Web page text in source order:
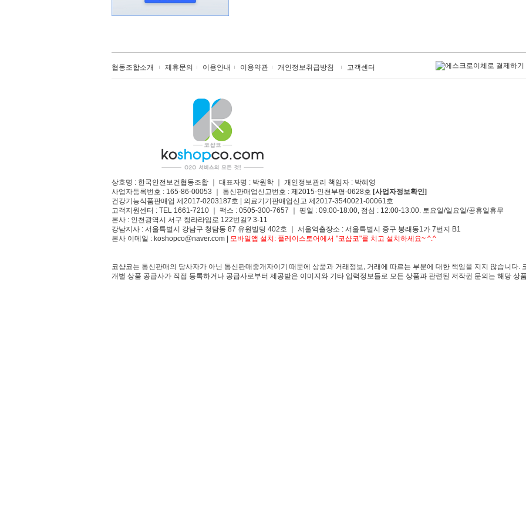
협동조합소개 제휴문의 이용안내 이용약관 개인정보취급방침 고객센터
상호명 : 한국안전보건협동조합 ｜ 대표자명 : 박원학 ｜ 개인정보관리 책임자 : 박혜영
사업자등록번호 : 165-86-00053 ｜ 통신판매업신고번호 : 제2015-인천부평-0628호 [사업자정보확인]
건강기능식품판매업 제2017-0203187호 | 의료기기판매업신고 제2017-3540021-00061호
고객지원센터 : TEL 1661-7210 ｜ 팩스 : 0505-300-7657 ｜ 평일 : 09:00-18:00, 점심 : 12:00-13:00. 토요일/일요일/공휴일휴무
본사 : 인천광역시 서구 청라라임로 122번길? 3-11
강남지사 : 서울특별시 강남구 청담동 87 유원빌딩 402호 ｜ 서울역출장소 : 서울특별시 중구 봉래동1가 7번지 B1
본사 이메일 : koshopco@naver.com | 모바일앱 설치: 플레이스토어에서 "코샵코"를 치고 설치하세요~ ^.^
코샵코는 통신판매의 당사자가 아닌 통신판매중개자이기 때문에 상품과 거래정보, 거래에 따르는 부분에 대한 책임을 지지 않습니다.
개별 상품 공급사가 직접 등록하거나 공급사로부터 제공받은 이미지와 기타 입력정보들로 모든 상품과 관련된 저작권 문의는 해당 상